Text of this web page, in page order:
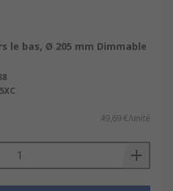
le bas, Ø 205 mm Dimmable
49,69 €/unité